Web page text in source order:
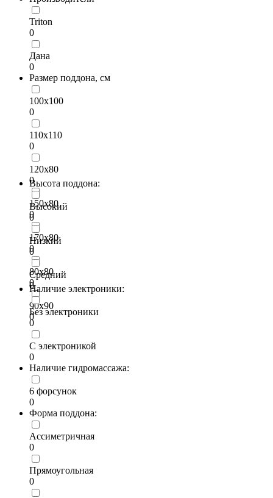
Triton
0
Дана
0
Размер поддона, см
100х100
0
110х110
0
120х80
0
150х80
0
170х80
0
80х80
0
90х90
0
Высота поддона:
Высокий
0
Низкий
0
Средний
0
Наличие электроники:
Без электроники
0
С электроникой
0
Наличие гидромассажа:
6 форсунок
0
Форма поддона:
Ассиметричная
0
Прямоугольная
0